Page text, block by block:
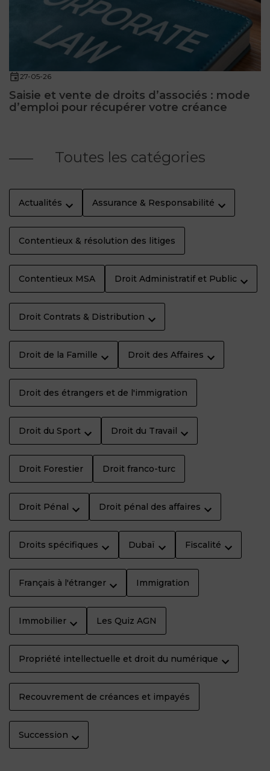
27-05-26
Saisie et vente de droits d’associés : mode
d’emploi pour récupérer votre créance
Toutes les catégories
Actualités Assurance & Responsabilité
Contentieux & résolution des litiges
Contentieux MSA Droit Administratif et Public
Droit Contrats & Distribution
Droit de la Famille Droit des Affaires
Droit des étrangers et de l'immigration
Droit du Sport Droit du Travail
Droit Forestier Droit franco-turc
Droit Pénal Droit pénal des affaires
Droits spécifiques Dubaï Fiscalité
Français à l'étranger Immigration
Immobilier Les Quiz AGN
Propriété intellectuelle et droit du numérique
Recouvrement de créances et impayés
Succession